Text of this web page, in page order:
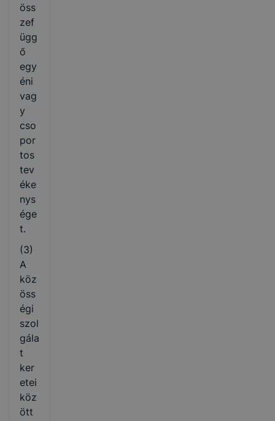
öss
zef
ügg
ő
egy
éni
vag
y
cso
por
tos
tev
éke
nys
ége
t.
(3)
A
köz
öss
égi
szol
gála
t
ker
etei
köz
ött